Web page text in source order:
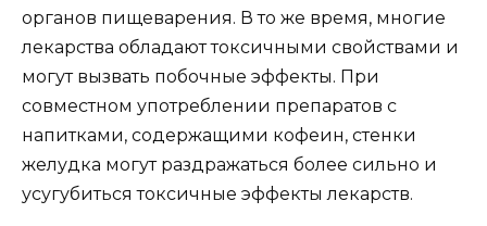
органов пищеварения. В то же время, многие
лекарства обладают токсичными свойствами и
могут вызвать побочные эффекты. При
совместном употреблении препаратов с
напитками, содержащими кофеин, стенки
желудка могут раздражаться более сильно и
усугубиться токсичные эффекты лекарств.